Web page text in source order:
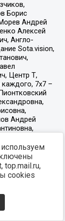
top.mail.ru,
cookies